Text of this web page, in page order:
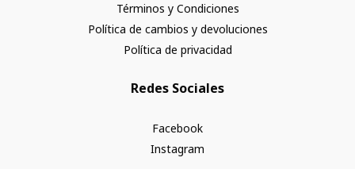
Términos y Condiciones
Política de cambios y devoluciones
Política de privacidad
Redes Sociales
Facebook
Instagram